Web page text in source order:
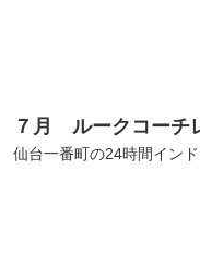
７月 ルークコーチ
仙台一番町の24時間イン